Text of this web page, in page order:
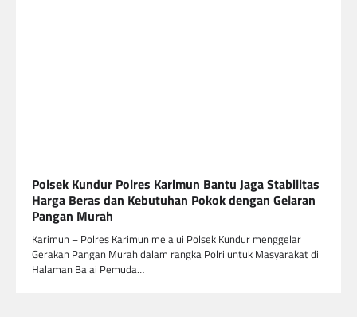
Polsek Kundur Polres Karimun Bantu Jaga Stabilitas
Harga Beras dan Kebutuhan Pokok dengan Gelaran
Pangan Murah
Karimun – Polres Karimun melalui Polsek Kundur menggelar
Gerakan Pangan Murah dalam rangka Polri untuk Masyarakat di
Halaman Balai Pemuda…